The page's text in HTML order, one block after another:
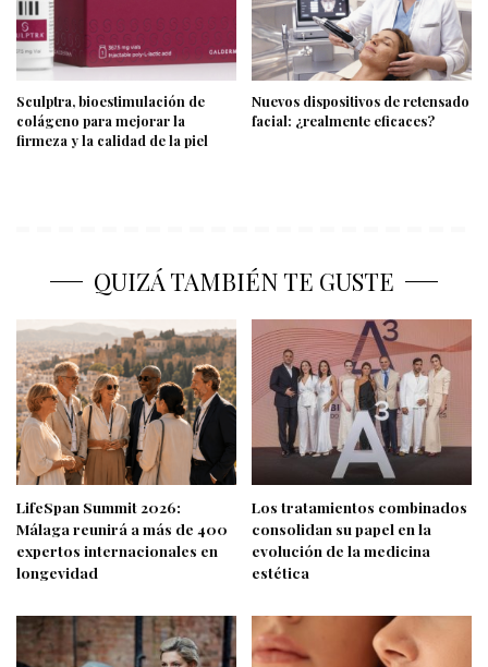
Sculptra, bioestimulación de
colágeno para mejorar la
firmeza y la calidad de la piel
Nuevos dispositivos de retensado
facial: ¿realmente eficaces?
QUIZÁ TAMBIÉN TE GUSTE
LifeSpan Summit 2026:
Málaga reunirá a más de 400
expertos internacionales en
longevidad
Los tratamientos combinados
consolidan su papel en la
evolución de la medicina
estética